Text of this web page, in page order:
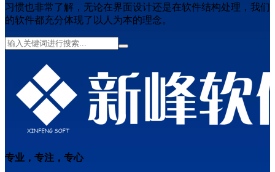
习惯也非常了解，无论在界面设计还是在软件结构处理，我们
的软件都充分体现了以人为本的理念。
专业，专注，专心